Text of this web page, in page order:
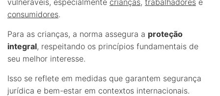
consumidores.
Para as crianças, a norma assegura a proteção
integral, respeitando os princípios fundamentais de
seu melhor interesse.
Isso se reflete em medidas que garantem segurança
jurídica e bem-estar em contextos internacionais.